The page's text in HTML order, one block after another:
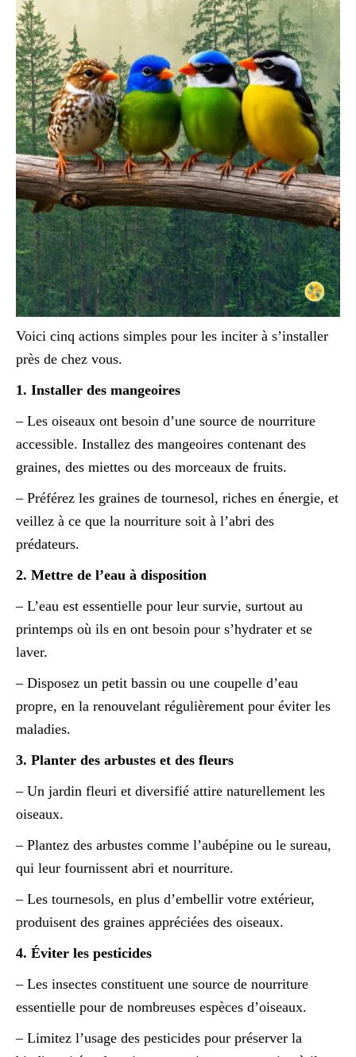
Voici cinq actions simples pour les inciter à s’installer
près de chez vous.
1. Installer des mangeoires
– Les oiseaux ont besoin d’une source de nourriture
accessible. Installez des mangeoires contenant des
graines, des miettes ou des morceaux de fruits.
– Préférez les graines de tournesol, riches en énergie, et
veillez à ce que la nourriture soit à l’abri des
prédateurs.
2. Mettre de l’eau à disposition
– L’eau est essentielle pour leur survie, surtout au
printemps où ils en ont besoin pour s’hydrater et se
laver.
– Disposez un petit bassin ou une coupelle d’eau
propre, en la renouvelant régulièrement pour éviter les
maladies.
3. Planter des arbustes et des fleurs
– Un jardin fleuri et diversifié attire naturellement les
oiseaux.
– Plantez des arbustes comme l’aubépine ou le sureau,
qui leur fournissent abri et nourriture.
– Les tournesols, en plus d’embellir votre extérieur,
produisent des graines appréciées des oiseaux.
4. Éviter les pesticides
– Les insectes constituent une source de nourriture
essentielle pour de nombreuses espèces d’oiseaux.
– Limitez l’usage des pesticides pour préserver la